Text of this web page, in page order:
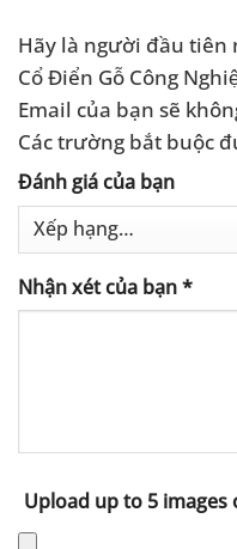
Hãy là người đầu tiên
Cổ Điển Gỗ Công
Email của bạn sẽ
Các trường bắt buộc
Đánh giá của bạn
Nhận xét của bạn*
Upload up to 5 images